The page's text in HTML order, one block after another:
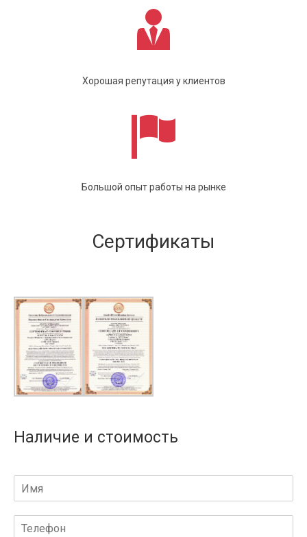
Хорошая репутация у клиентов
Большой опыт работы на рынке
Сертификаты
Наличие и стоимость